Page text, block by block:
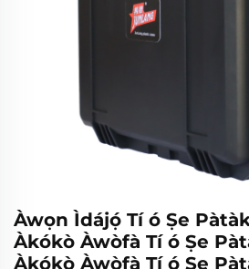
Àwọn Ìdájọ́ Tí ó Ṣe
Àkókò Àwòfà Tí ó Ṣe
Àkókò Àwòfà Tí ó Ṣe